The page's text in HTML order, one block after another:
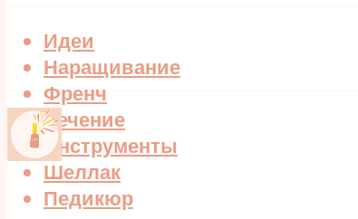
Идеи
Наращивание
Френч
Лечение
Инструменты
Шеллак
Педикюр